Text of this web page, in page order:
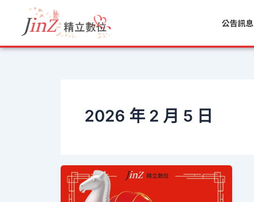
要
公告訊息
2026 年 2 月 5 日